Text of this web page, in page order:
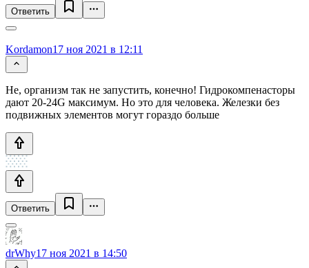
Ответить
Kordamon17 ноя 2021 в 12:11
Не, организм так не запустить, конечно! Гидрокомпенасторы
дают 20-24G максимум. Но это для человека. Железки без
подвижных элементов могут гораздо больше
Ответить
drWhy17 ноя 2021 в 14:50